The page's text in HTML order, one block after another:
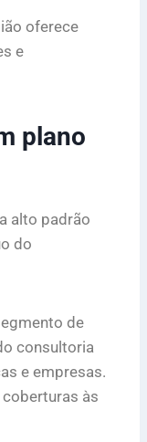
oferece
e
plano
alto padrão
do
de
consultoria
e empresas.
às